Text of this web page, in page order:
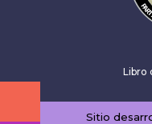
Libro
Sitio